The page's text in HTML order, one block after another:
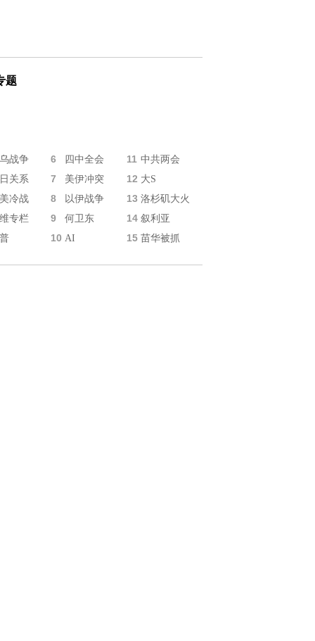
题
战争 6 四中全会 11 中共两会
关系 7 美伊冲突 12 大S
冷战 8 以伊战争 13 洛杉矶大火
专栏 9 何卫东 14 叙利亚
10 AI 15 苗华被抓